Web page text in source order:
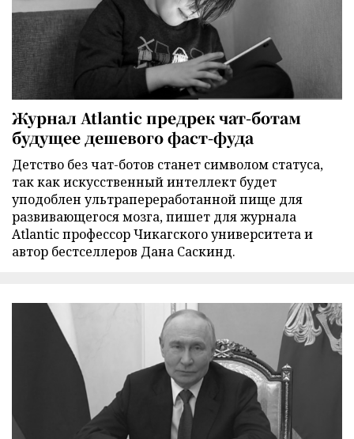
Журнал Atlantic предрек чат-ботам
будущее дешевого фаст-фуда
Детство без чат-ботов станет символом статуса,
так как искусственный интеллект будет
уподоблен ультрапереработанной пище для
развивающегося мозга, пишет для журнала
Atlantic профессор Чикагского университета и
автор бестселлеров Дана Саскинд.